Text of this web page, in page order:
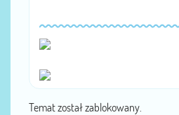
Temat został zablokowany.